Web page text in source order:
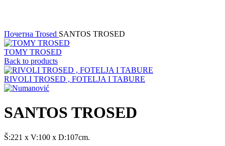
Почетна Trosed SANTOS TROSED
TOMY TROSED
Back to products
RIVOLI TROSED , FOTELJA I TABURE
SANTOS TROSED
Š:221 x V:100 x D:107cm.